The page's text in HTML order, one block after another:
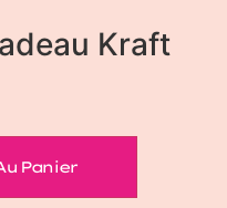
Kraft
Panier